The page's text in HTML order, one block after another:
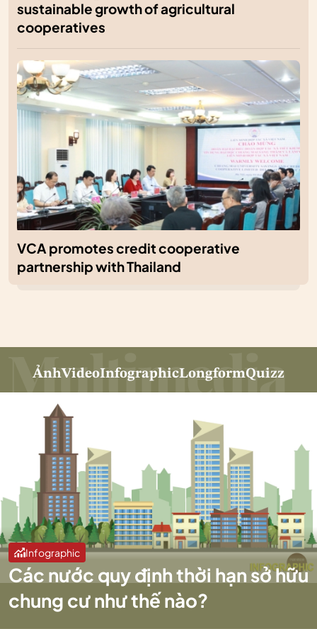
sustainable growth of agricultural
cooperatives
VCA promotes credit cooperative
partnership with Thailand
ẢnhVideoInfographicLongformQuizz
Infographic
Các nước quy định thời hạn sở hữu
chung cư như thế nào?